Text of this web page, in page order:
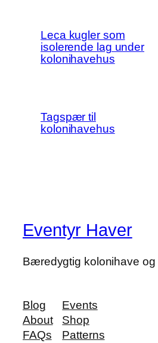
Leca kugler som
isolerende lag under
kolonihavehus
Tagspær til
kolonihavehus
Eventyr Haver
Bæredygtig kolonihave
Blog
About
FAQs
Events
Shop
Patterns